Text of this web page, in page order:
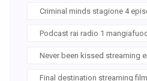
Criminal minds stagione 4
Podcast rai radio 1
Never been kissed streaming
Final destination streaming